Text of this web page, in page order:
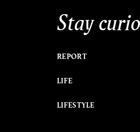
Stay
REPORT
LIFE
LIFESTYLE